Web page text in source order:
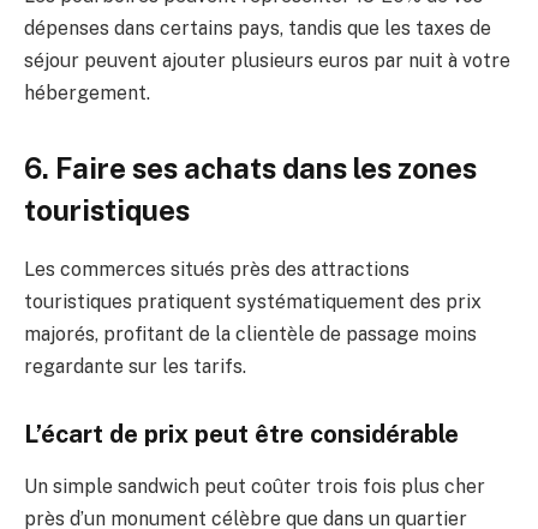
dépenses dans certains pays, tandis que les taxes de
séjour peuvent ajouter plusieurs euros par nuit à votre
hébergement.
6. Faire ses achats dans les zones
touristiques
Les commerces situés près des attractions
touristiques pratiquent systématiquement des prix
majorés, profitant de la clientèle de passage moins
regardante sur les tarifs.
L’écart de prix peut être considérable
Un simple sandwich peut coûter trois fois plus cher
près d’un monument célèbre que dans un quartier